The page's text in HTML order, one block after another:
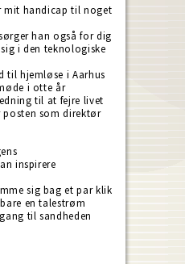
mit handicap til noget
han også for dig
i den teknologiske
til hjemløse i Aarhus
i otte år
til at fejre livet
posten som direktør
inspirere
sig bag et par klik
en talestrøm
til sandheden